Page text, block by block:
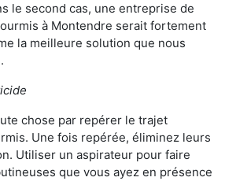
le second cas, une entreprise de
à Montendre serait fortement
la meilleure solution que nous
chose par repérer le trajet
Une fois repérée, éliminez leurs
Utiliser un aspirateur pour faire
que vous ayez en présence